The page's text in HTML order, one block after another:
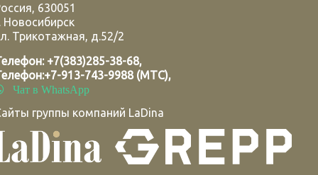
630051
Новосибирск
Трикотажная, д.52/2
+7(383)285-38-68,
+7-913-743-9988 (МТС),
Чат в WhatsApp
группы компаний LaDina